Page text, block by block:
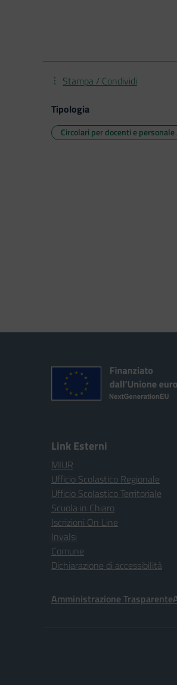
Stampa / Condividi
Tipologia
Circolari per docenti e personale
Link Esterni
MIUR
Ufficio Scolastico Regionale
Ufficio Scolastico Territoriale
Scuola in Chiaro
Iscrizioni On Line
Invalsi
Comune
Dichiarazione di accessibilità
Amministrazione Trasparente